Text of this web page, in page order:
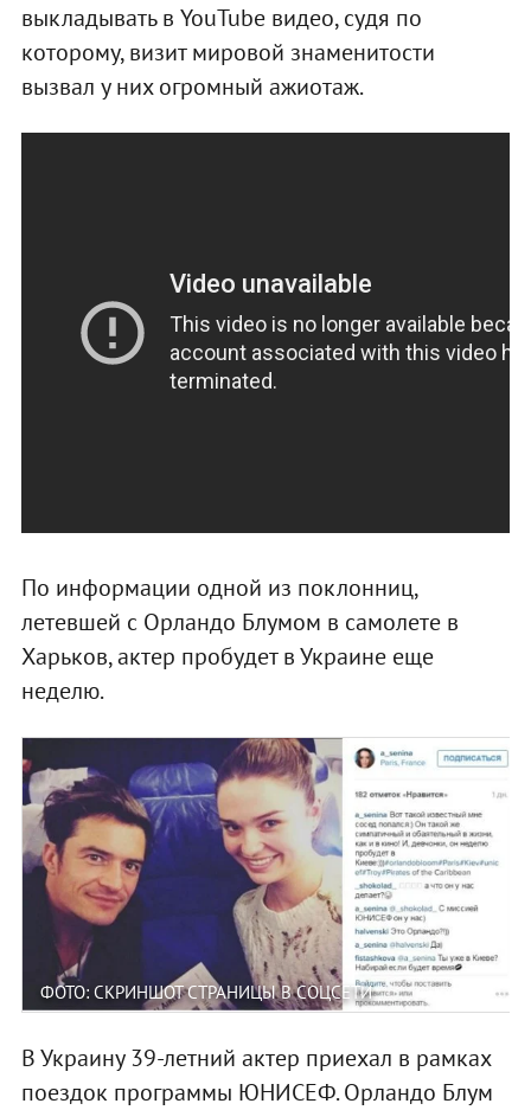
выкладывать в YouTube видео, судя по
которому, визит мировой знаменитости
вызвал у них огромный ажиотаж.
По информации одной из поклонниц,
летевшей с Орландо Блумом в самолете в
Харьков, актер пробудет в Украине еще
неделю.
ФОТО: СКРИНШОТ СТРАНИЦЫ В СОЦСЕТИ
В Украину 39-летний актер приехал в рамках
поездок программы ЮНИСЕФ. Орландо Блум